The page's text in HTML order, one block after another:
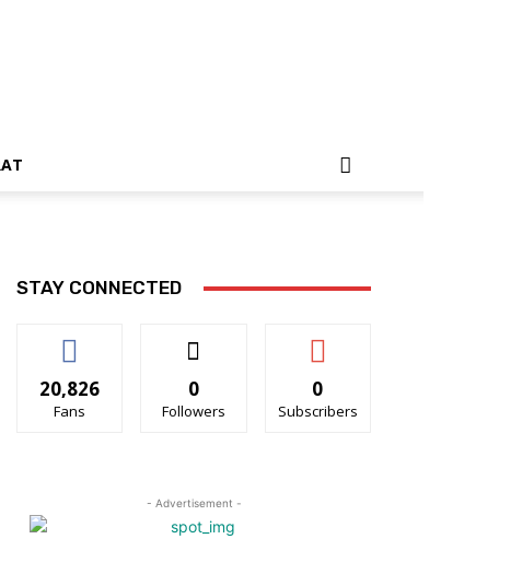
STAY CONNECTED
20,826
Fans
0
Followers
0
Subscribers
- Advertisement -